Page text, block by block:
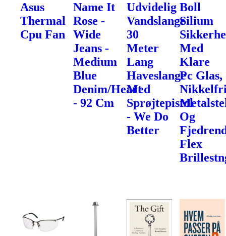
Asus
Thermal
Cpu Fan
Name It
Rose -
Wide
Jeans -
Medium
Blue
Denim/Heart
- 92 Cm
Udvidelig
Vandslange
30
Meter
Lang
Haveslange
Med
Sprøjtepistol
- We Do
Better
Boll
Silium
Med
Klare
Pc Glas,
Og
Flex